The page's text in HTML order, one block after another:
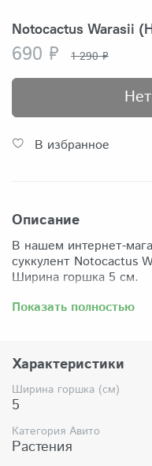
Notocactus Warasii
690 ₽ 1 290 ₽
В избранное
Описание
В нашем интернет-
суккулент Notocactus
Ширина горшка 5 см.
Забрать растение
по России
СДЭК.
Комплектация:
Растение
системой, это норма
Показать полностью
Характеристики
Ширина горшка (см)
5
Категория Авито
Растения